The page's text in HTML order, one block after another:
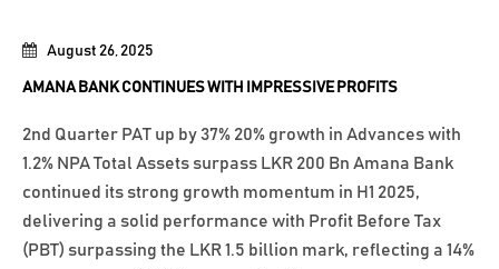
August 26, 2025
AMANA BANK CONTINUES WITH IMPRESSIVE PROFITS
2nd Quarter PAT up by 37% 20% growth in Advances with
1.2% NPA Total Assets surpass LKR 200 Bn Amana Bank
continued its strong growth momentum in H1 2025,
delivering a solid performance with Profit Before Tax
(PBT) surpassing the LKR 1.5 billion mark, reflecting a 14%